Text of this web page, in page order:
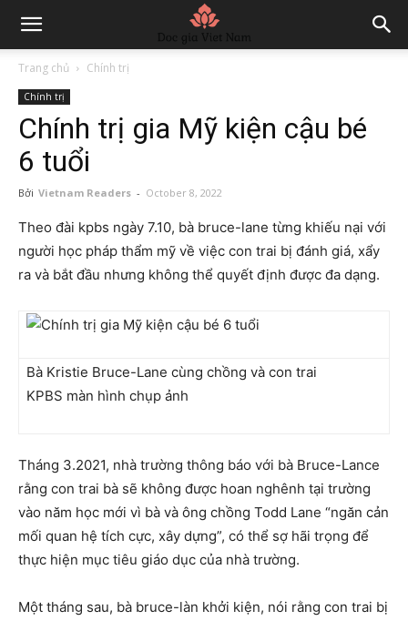
Trang chủ Chính trị
Chính trị
Chính trị gia Mỹ kiện cậu bé
6 tuổi
Bởi Vietnam Readers - October 8, 2022
Theo đài kpbs ngày 7.10, bà bruce-lane từng khiếu nại với
người học pháp thẩm mỹ về việc con trai bị đánh giá, xẩy
ra và bắt đầu nhưng không thể quyết định được đa dạng.
Bà Kristie Bruce-Lane cùng chồng và con trai
KPBS màn hình chụp ảnh
Tháng 3.2021, nhà trường thông báo với bà Bruce-Lance
rằng con trai bà sẽ không được hoan nghênh tại trường
vào năm học mới vì bà và ông chồng Todd Lane “ngăn cản
mối quan hệ tích cực, xây dựng”, có thể sợ hãi trọng để
thực hiện mục tiêu giáo dục của nhà trường.
Một tháng sau, bà bruce-làn khởi kiện, nói rằng con trai bị